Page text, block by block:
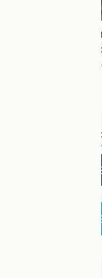
Les Gîtes de
Gîtes et locations
Une
établissement